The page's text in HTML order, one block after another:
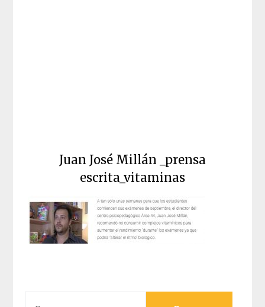
Juan José Millán _prensa
escrita_vitaminas